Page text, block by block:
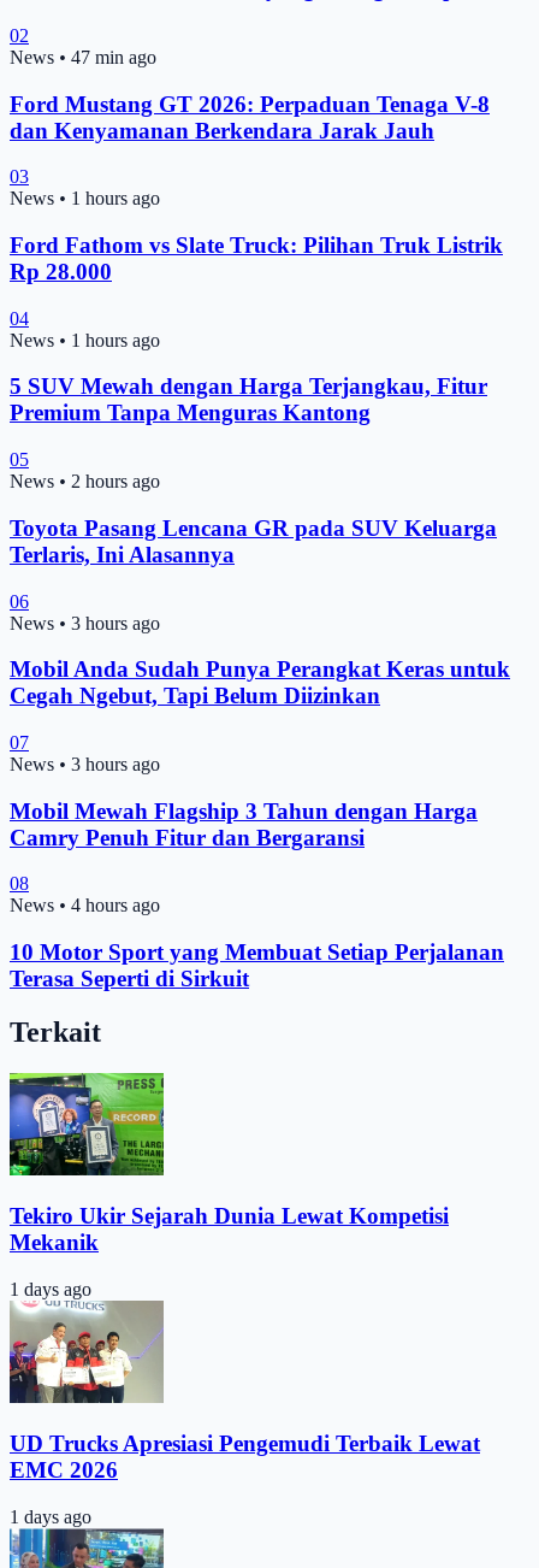
02
News • 47 min ago
Ford Mustang GT 2026: Perpaduan Tenaga V-8
dan Kenyamanan Berkendara Jarak Jauh
03
News • 1 hours ago
Ford Fathom vs Slate Truck: Pilihan Truk Listrik
Rp 28.000
04
News • 1 hours ago
5 SUV Mewah dengan Harga Terjangkau, Fitur
Premium Tanpa Menguras Kantong
05
News • 2 hours ago
Toyota Pasang Lencana GR pada SUV Keluarga
Terlaris, Ini Alasannya
06
News • 3 hours ago
Mobil Anda Sudah Punya Perangkat Keras untuk
Cegah Ngebut, Tapi Belum Diizinkan
07
News • 3 hours ago
Mobil Mewah Flagship 3 Tahun dengan Harga
Camry Penuh Fitur dan Bergaransi
08
News • 4 hours ago
10 Motor Sport yang Membuat Setiap Perjalanan
Terasa Seperti di Sirkuit
Terkait
Tekiro Ukir Sejarah Dunia Lewat Kompetisi
Mekanik
1 days ago
UD Trucks Apresiasi Pengemudi Terbaik Lewat
EMC 2026
1 days ago